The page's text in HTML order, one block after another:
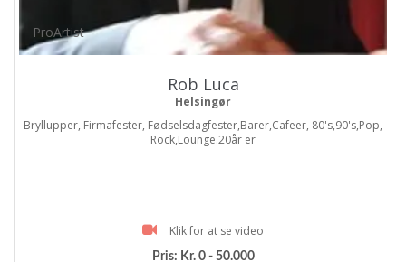
ProArtist
Rob Luca
Helsingør
Bryllupper, Firmafester, Fødselsdagfester,Barer,Cafeer, 80's,90's,Pop,
Rock,Lounge.20år er
Klik for at se video
Pris: Kr. 0 - 50.000